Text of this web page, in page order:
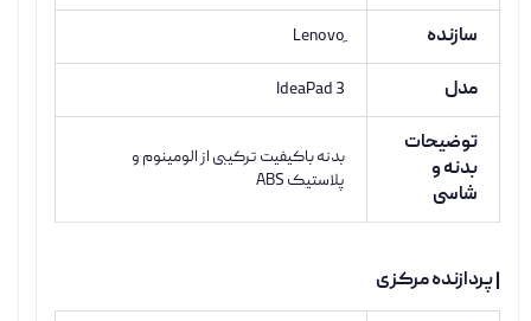
سازنده
مدل IdeaPad 3
توضیحات
بدنه و
شاسی
بدنه باکیفیت ترکیبی از الومینوم و
پلاستیک ABS
| پردازنده مرکزی